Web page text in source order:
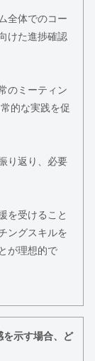
全体でのコー
けた進捗確認
のミーティン
的な実践を促
り返り、必要
を受けること
ングスキルを
が理想的で
を示す場合、ど